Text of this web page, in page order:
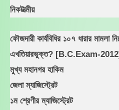
নিকটাত্মীয়
ফৌজদারী কার্যবিধির ১০৭ ধারার
এখতিয়ারভুক্ত? [B.C.Exam-
মুখ্য মহানগর হাকিম
জেলা ম্যাজিস্ট্রেট
১ম শ্রেণীর ম্যাজিস্ট্রেট